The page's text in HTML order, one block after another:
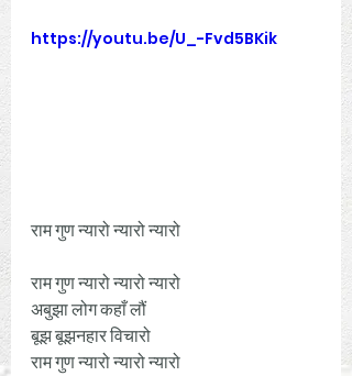
https://youtu.be/U_-Fvd5BKik
राम गुण न्यारो न्यारो न्यारो
राम गुण न्यारो न्यारो न्यारो
अबुझा लोग कहाँ लौं
बूझ बूझनहार विचारो
राम गुण न्यारो न्यारो न्यारो